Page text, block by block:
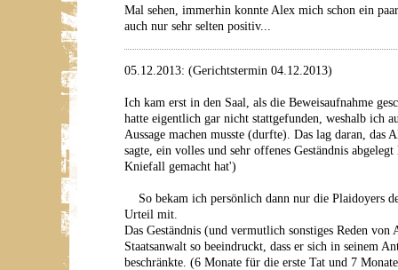
Mal sehen, immerhin konnte Alex mich schon ein
auch nur sehr selten positiv...
05.12.2013: (Gerichtstermin 04.12.2013)
Ich kam erst in den Saal, als die Beweisaufnahme
hatte eigentlich gar nicht stattgefunden, weshalb ich
Aussage machen musste (durfte). Das lag daran, das
sagte, ein volles und sehr offenes Geständnis
Kniefall gemacht hat')
So bekam ich persönlich dann nur die Plaidoyers
Urteil mit.
Das Geständnis (und vermutlich sonstiges Reden von
Staatsanwalt so beeindruckt, dass er sich in seinem
beschränkte. (6 Monate für die erste Tat und 7